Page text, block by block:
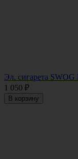
Эл. сигарета
1 050 ₽
В корзину